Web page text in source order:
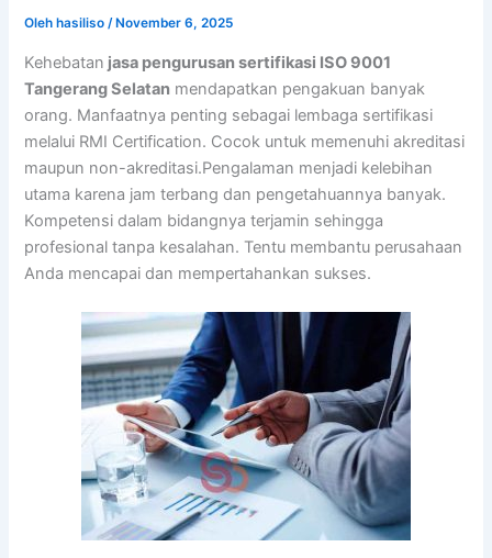
Oleh hasiliso/ November 6, 2025
Kehebatan jasa pengurusan sertifikasi ISO 9001
Tangerang Selatan mendapatkan pengakuan banyak
orang. Manfaatnya penting sebagai lembaga sertifikasi
melalui RMI Certification. Cocok untuk memenuhi akreditasi
maupun non-akreditasi.Pengalaman menjadi kelebihan
utama karena jam terbang dan pengetahuannya banyak.
Kompetensi dalam bidangnya terjamin sehingga
profesional tanpa kesalahan. Tentu membantu perusahaan
Anda mencapai dan mempertahankan sukses.